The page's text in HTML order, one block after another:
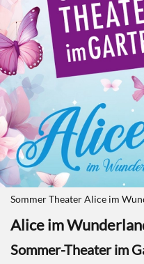
Sommer Theater Alice im
Alice im
Sommer-Theater im